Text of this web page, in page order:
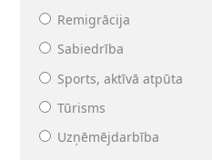
Remigrācija
Sabiedrība
Sports, aktīvā atpūta
Tūrisms
Uzņēmējdarbība